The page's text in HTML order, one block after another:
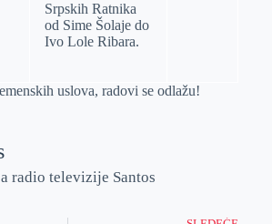
Srpskih Ratnika
od Sime Šolaje do
Ivo Lole Ribara.
uslova, radovi se odlažu!
radio televizije Santos